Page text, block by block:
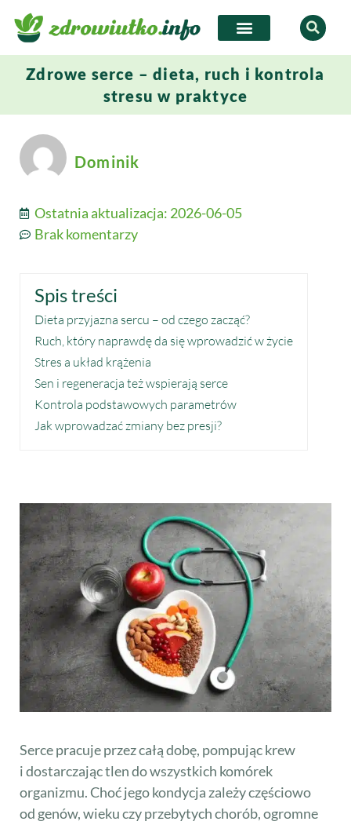
Zdrowe serce – dieta, ruch i kontrola
stresu w praktyce
Dominik
Ostatnia aktualizacja: 2026-06-05
Brak komentarzy
Spis treści
Dieta przyjazna sercu – od czego zacząć?
Ruch, który naprawdę da się wprowadzić w życie
Stres a układ krążenia
Sen i regeneracja też wspierają serce
Kontrola podstawowych parametrów
Jak wprowadzać zmiany bez presji?
Serce pracuje przez całą dobę, pompując krew
i dostarczając tlen do wszystkich komórek
organizmu. Choć jego kondycja zależy częściowo
od genów, wieku czy przebytych chorób, ogromne